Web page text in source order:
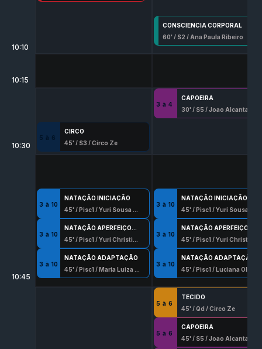
10:10
10:15
10:30
10:45
CIRCO
5 à 6
45' / S3 /Circo Ze
NATAÇÃO INICIAÇÃO
3 à 10
45' /Pisc1 /Yuri Sousa Rocha
NATAÇÃO APERFEIÇOAMENTO
3 à 10
45' /Pisc1 /Yuri Christian Rodrigues
NATAÇÃO ADAPTAÇÃO
3 à 10
45' /Pisc1 /Maria Luiza Garcia
CONSCIENCIA CORPORAL
60' / S2 / Ana Paula Ribeiro
CAPOEIRA
3 à 4
30' / S5 /Joao Alcantara Villapouca
NATAÇÃO INICIAÇÃO
3 à 10
45' /Pisc1 /Yuri Sousa Rocha
3 à 10
45' /Pisc1 /Yuri Christian Rodrigues
NATAÇÃO ADAPTAÇÃO
3 à 10
45' /Pisc1 /Luciana Oliveira Pinto
TECIDO
5 à 6
45' /Qd /Circo Ze
CAPOEIRA
5 à 6
45' / S5 /Joao Alcantara Villapouca